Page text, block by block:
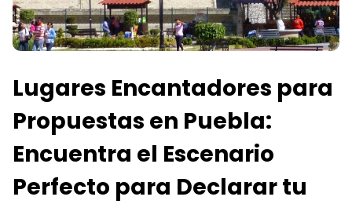
Lugares Encantadores para
Propuestas en Puebla:
Encuentra el Escenario
Perfecto para Declarar tu